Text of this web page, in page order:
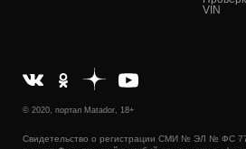
VIN
© 2020, портал Matador, 18+
Свидетельство о регистрации СМИ № ЭЛ № ФС